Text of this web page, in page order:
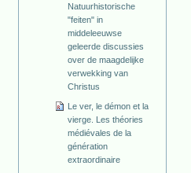
Natuurhistorische
"feiten" in
middeleeuwse
geleerde discussies
over de maagdelijke
verwekking van
Christus
Le ver, le démon et la
vierge. Les théories
médiévales de la
génération
extraordinaire